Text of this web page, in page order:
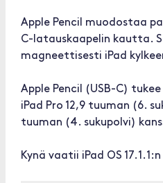
Apple Pencil muodostaa
C-latauskaapelin kautta.
magneettisesti iPad
Apple Pencil (USB-C)
iPad Pro 12,9 tuuman (6.
tuuman (4. sukupolvi)
Kynä vaatii iPad OS